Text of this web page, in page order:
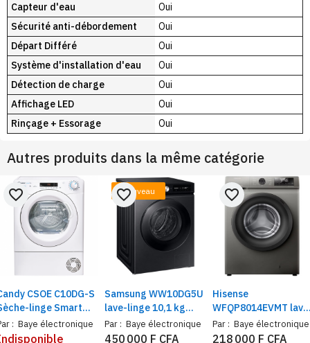
Capteur d'eau
Oui
Sécurité anti-débordement
Oui
Départ Différé
Oui
Système d'installation d'eau
Oui
Détection de charge
Oui
Affichage LED
Oui
Rinçage + Essorage
Oui
Autres produits dans la même catégorie
CSOE C10DG-S
linge Smart
pose libre, A
10 Kg,
: Baye électronique
favorite_border Nouveau
Samsung WW10DG5U
lave-linge 10,1 kg
Front Load noir –
Machine à Laver
Par : Baye électronique
favorite_border
450 000 F CFA
Hisense
WFQP8014EVMT
linge 8 Kg inverter
gris – Machine à
Par : Baye électronique
favorite_border
218 000 F CFA